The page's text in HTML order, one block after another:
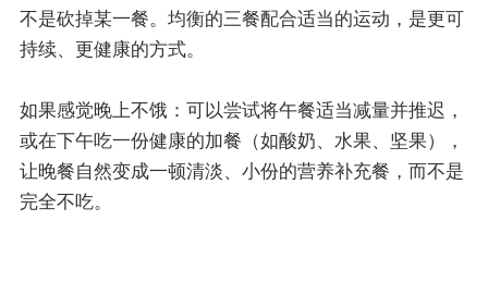
不是砍掉某一餐。均衡的三餐配合适当的运动，是更可
持续、更健康的方式。
如果感觉晚上不饿：可以尝试将午餐适当减量并推迟，
或在下午吃一份健康的加餐（如酸奶、水果、坚果），
让晚餐自然变成一顿清淡、小份的营养补充餐，而不是
完全不吃。